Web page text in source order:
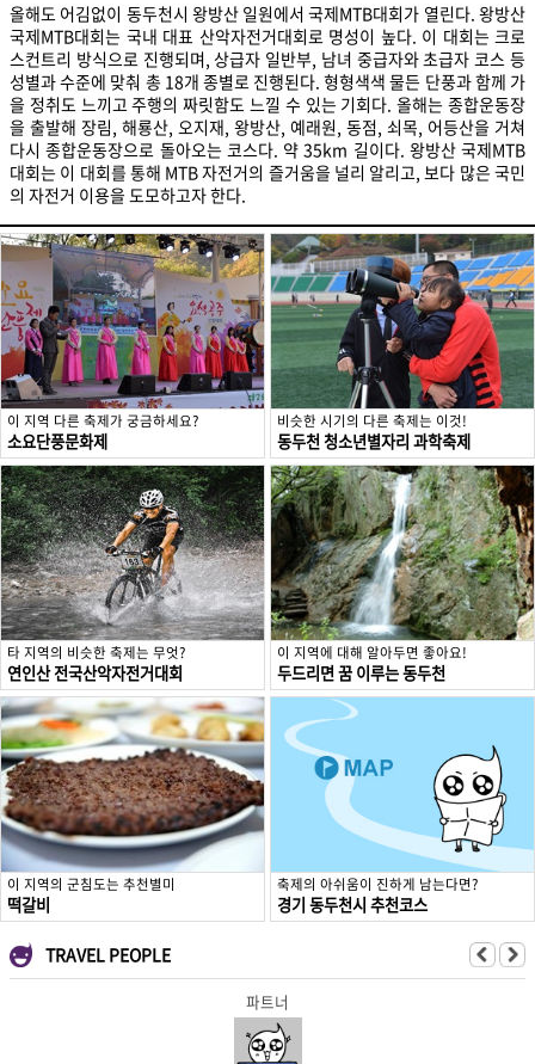
올해도 어김없이 동두천시 왕방산 일원에서 국제MTB대회가 열린다. 왕방산
국제MTB대회는 국내 대표 산악자전거대회로 명성이 높다. 이 대회는 크로
스컨트리 방식으로 진행되며, 상급자 일반부, 남녀 중급자와 초급자 코스 등
성별과 수준에 맞춰 총 18개 종별로 진행된다. 형형색색 물든 단풍과 함께 가
을 정취도 느끼고 주행의 짜릿함도 느낄 수 있는 기회다. 올해는 종합운동장
을 출발해 장림, 해룡산, 오지재, 왕방산, 예래원, 동점, 쇠목, 어등산을 거쳐
다시 종합운동장으로 돌아오는 코스다. 약 35km 길이다. 왕방산 국제MTB
대회는 이 대회를 통해 MTB 자전거의 즐거움을 널리 알리고, 보다 많은 국민
의 자전거 이용을 도모하고자 한다.
이 지역 다른 축제가 궁금하세요?
소요단풍문화제
비슷한 시기의 다른 축제는 이것!
동두천 청소년별자리 과학축제
타 지역의 비슷한 축제는 무엇?
연인산 전국산악자전거대회
이 지역에 대해 알아두면 좋아요!
두드리면 꿈 이루는 동두천
이 지역의 군침도는 추천별미
떡갈비
축제의 아쉬움이 진하게 남는다면?
경기 동두천시 추천코스
TRAVEL PEOPLE
파트너